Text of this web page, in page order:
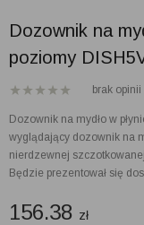
Dozownik na
poziomy
brak opinii
Dozownik na mydło w
wyglądający dozownik na
nierdzewnej
Będzie prezentował się
156.38 zł